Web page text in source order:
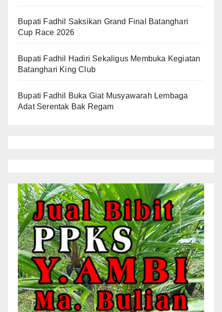
Bupati Fadhil Saksikan Grand Final Batanghari
Cup Race 2026
Bupati Fadhil Hadiri Sekaligus Membuka Kegiatan
Batanghari King Club
Bupati Fadhil Buka Giat Musyawarah Lembaga
Adat Serentak Bak Regam